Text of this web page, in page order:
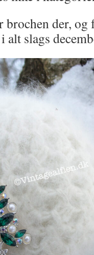
brochen der, og
slags